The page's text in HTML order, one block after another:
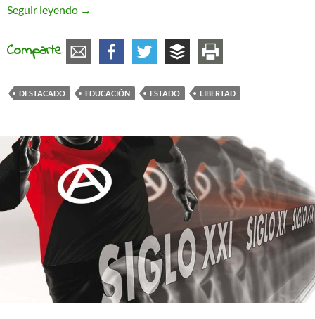
Seguir leyendo
Vetos y autoritarismo
→
Comparte
DESTACADO EDUCACIÓN ESTADO LIBERTAD